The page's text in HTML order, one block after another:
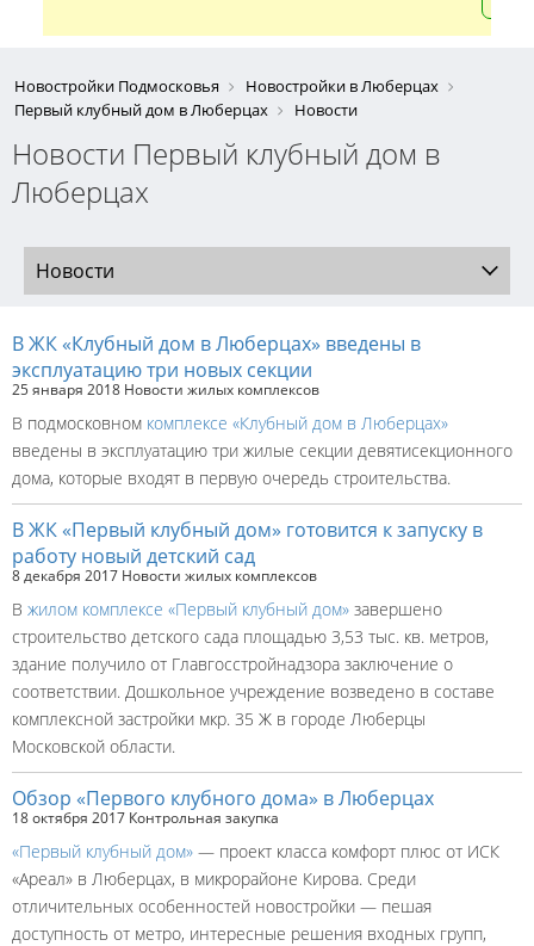
Новостройки Подмосковья
Новостройки в Люберцах
Первый клубный дом в Люберцах
Новости
Новости Первый клубный дом в
Люберцах
Новости
В ЖК «Клубный дом в Люберцах» введены в
эксплуатацию три новых секции
25 января 2018 Новости жилых комплексов
В подмосковном комплексе «Клубный дом в Люберцах»
введены в эксплуатацию три жилые секции девятисекционного
дома, которые входят в первую очередь строительства.
В ЖК «Первый клубный дом» готовится к запуску в
работу новый детский сад
8 декабря 2017 Новости жилых комплексов
В жилом комплексе «Первый клубный дом» завершено
строительство детского сада площадью 3,53 тыс. кв. метров,
здание получило от Главгосстройнадзора заключение о
соответствии. Дошкольное учреждение возведено в составе
комплексной застройки мкр. 35 Ж в городе Люберцы
Московской области.
Обзор «Первого клубного дома» в Люберцах
18 октября 2017 Контрольная закупка
«Первый клубный дом» — проект класса комфорт плюс от ИСК
«Ареал» в Люберцах, в микрорайоне Кирова. Среди
отличительных особенностей новостройки — пешая
доступность от метро, интересные решения входных групп,